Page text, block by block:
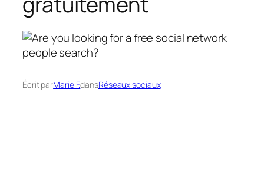
Écrit parMarie F.dansRéseaux sociaux